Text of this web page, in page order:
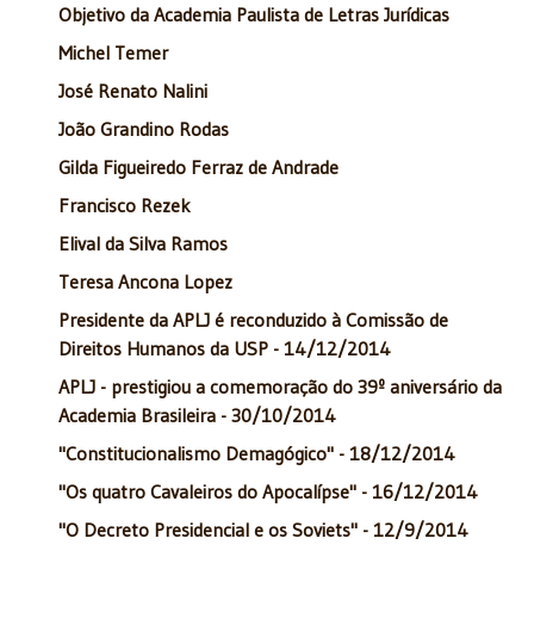
Objetivo da Academia Paulista de Letras Jurídicas
Michel Temer
José Renato Nalini
João Grandino Rodas
Gilda Figueiredo Ferraz de Andrade
Francisco Rezek
Elival da Silva Ramos
Teresa Ancona Lopez
Presidente da APLJ é reconduzido à Comissão de
Direitos Humanos da USP - 14/12/2014
APLJ - prestigiou a comemoração do 39º aniversário da
Academia Brasileira - 30/10/2014
"Constitucionalismo Demagógico" - 18/12/2014
"Os quatro Cavaleiros do Apocalípse" - 16/12/2014
"O Decreto Presidencial e os Soviets" - 12/9/2014